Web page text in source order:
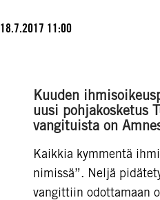
18.7.2017 11:00
Kuuden
uusi pohjakosketus
vangituista on
Kaikkia kymmentä
nimissä”. Neljä
vangittiin odottamaan